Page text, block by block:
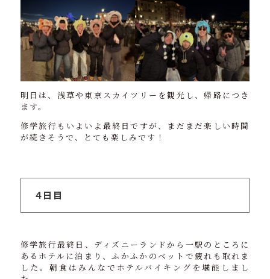
明日は、浅草や東京スカイツリーを観光し、帰路につき
ます。
修学旅行もいよいよ最終日ですが、まだまだ楽しい時間
が続きそうで、とても楽しみです！
４日目
修学旅行最終日、ディズニーランドから一駅のところに
あるホテルに泊まり、ふかふかのベットで疲れも取れま
した。朝食はみんなでホテルバイキングを堪能しまし